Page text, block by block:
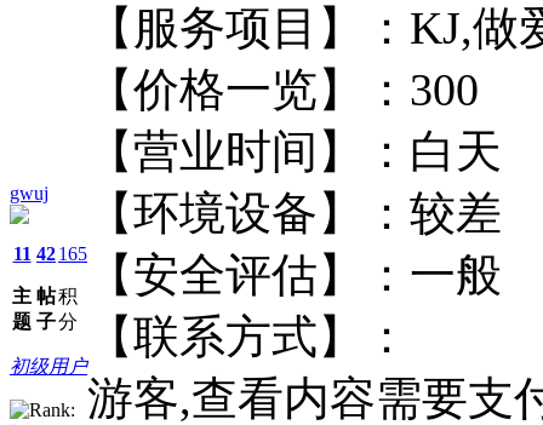
gwuj
11
主
题
42
帖
子
165
积
分
初级用户
【服务项目】：
【价格一览】：
【营业时间】：
【环境设备】：
【安全评估】：
【联系方式】：
游客,查看内容需要支